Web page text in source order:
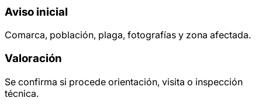
Aviso inicial
Comarca, población, plaga, fotografías y zona afectada.
Valoración
Se confirma si procede orientación, visita o inspección
técnica.